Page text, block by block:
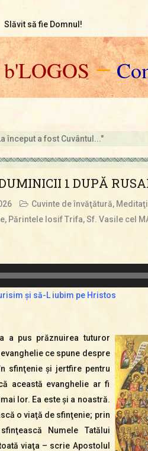
Slăvit să fie Domnul!
b'LOGOS—
început a fost Cuvântul..."
1 DUPĂ
Cuvinte de învăţătură,
, Părintele Iosif Trifa,Sf. Vasile cel
şi să-L iubim pe Hristos
a pus prăznuirea tuturor
ce spune despre
sfinţenie şi jertfire pentru
această evanghelie ar fi
lor. Ea este şi a noastră.
o viaţă de sfinţenie; prin
Numele Tatălui
viaţa – scrie Apostolul